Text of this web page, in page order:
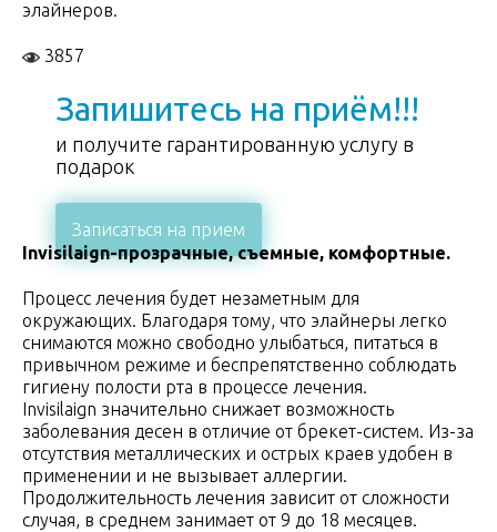
элайнеров.
3857
Запишитесь на приём!!!
и получите гарантированную услугу в
подарок
Записаться на прием
Invisilaign-прозрачные, съемные, комфортные.
Процесс лечения будет незаметным для
окружающих. Благодаря тому, что элайнеры легко
снимаются можно свободно улыбаться, питаться в
привычном режиме и беспрепятственно соблюдать
гигиену полости рта в процессе лечения.
Invisilaign значительно снижает возможность
заболевания десен в отличие от брекет-систем. Из-за
отсутствия металлических и острых краев удобен в
применении и не вызывает аллергии.
Продолжительность лечения зависит от сложности
случая, в среднем занимает от 9 до 18 месяцев.